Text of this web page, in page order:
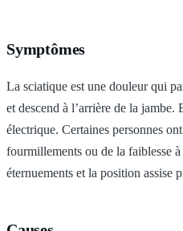
Symptômes
La sciatique est une douleur qui
et descend à l’arrière de la
électrique. Certaines personnes
fourmillements ou de la faiblesse
éternuements et la position assise